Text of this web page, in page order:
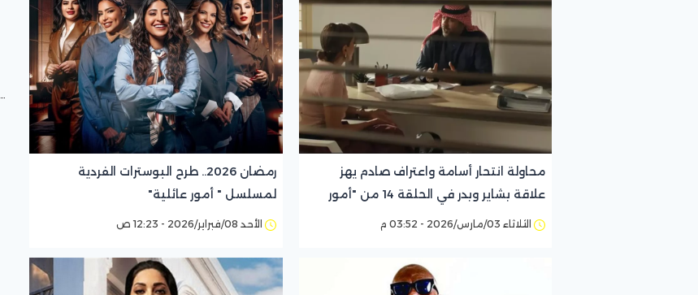
محاولة انتحار أسامة واعتراف صادم يهز
علاقة بشاير وبدر في الحلقة 14 من "أمور
عائلية"
الثلاثاء 03/مارس/2026 - 03:52 م
رمضان 2026.. طرح البوسترات الفردية
لمسلسل " أمور عائلية"
الأحد 08/فبراير/2026 - 12:23 ص